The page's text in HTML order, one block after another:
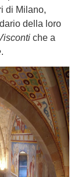
di Milano,
della loro
che a
.